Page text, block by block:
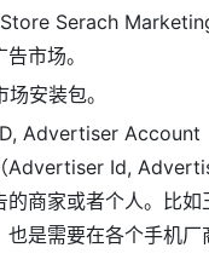
Store Serach
市场。
场安装包。
Advertiser Account
Advertiser Id,
的商家或者个人。比
也是需要在各个手机厂